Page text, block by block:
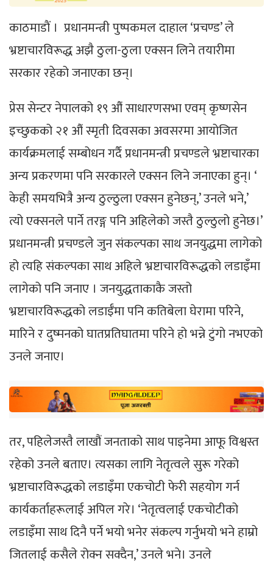
काठमाडाैं । प्रधानमन्त्री पुष्पकमल दाहाल ‘प्रचण्ड’ ले
भ्रष्टाचारविरूद्ध अझै ठुला-ठुला एक्सन लिने तयारीमा
सरकार रहेको जनाएका छन्।
प्रेस सेन्टर नेपालको १९ औं साधारणसभा एवम् कृष्णसेन
इच्छुकको २१ औं स्मृती दिवसका अवसरमा आयोजित
कार्यक्रमलाई सम्बोधन गर्दै प्रधानमन्त्री प्रचण्डले भ्रष्टाचारका
अन्य प्रकरणमा पनि सरकारले एक्सन लिने जनाएका हुन्। ‘
केही समयभित्रै अन्य ठुल्ठुला एक्सन हुनेछन्,’ उनले भने,’
त्यो एक्सनले पार्ने तरङ्ग पनि अहिलेको जस्तै ठुल्ठुलो हुनेछ।’
प्रधानमन्त्री प्रचण्डले जुन संकल्पका साथ जनयुद्धमा लागेको
हो त्यहि संकल्पका साथ अहिले भ्रष्टाचारविरूद्धको लडाइँमा
लागेको पनि जनाए । जनयुद्धताकाकै जस्तो
भ्रष्टाचारविरूद्धको लडाईँमा पनि कतिबेला घेरामा परिने,
मारिने र दुष्मनको घातप्रतिघातमा परिने हो भन्ने टुंगो नभएको
उनले जनाए।
तर, पहिलेजस्तै लाखौं जनताको साथ पाइनेमा आफू विश्वस्त
रहेको उनले बताए। त्यसका लागि नेतृत्वले सुरू गरेको
भ्रष्टाचारविरूद्धको लडाइँमा एकचोटी फेरी सहयोग गर्न
कार्यकर्ताहरूलाई अपिल गरे। ‘नेतृत्वलाई एकचोटीको
लडाइँमा साथ दिनै पर्ने भयो भनेर संकल्प गर्नुभयो भने हाम्रो
जितलाई कसैले रोक्न सक्दैन,’ उनले भने। उनले